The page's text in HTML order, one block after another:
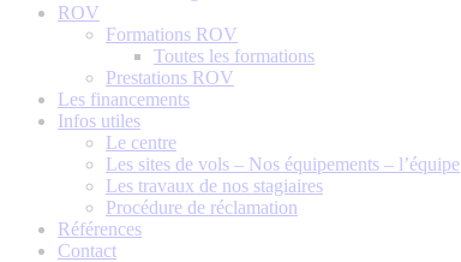
ROV
Formations ROV
Toutes les formations
Prestations ROV
Les financements
Infos utiles
Le centre
Les sites de vols – Nos équipements – l’équipe
Les travaux de nos stagiaires
Procédure de réclamation
Références
Contact